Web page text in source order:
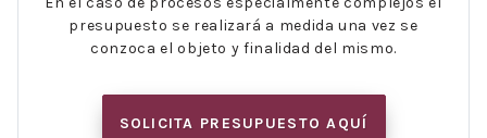
presupuesto se realizará a medida una vez se
conzoca el objeto y finalidad del mismo.
SOLICITA PRESUPUESTO AQUÍ